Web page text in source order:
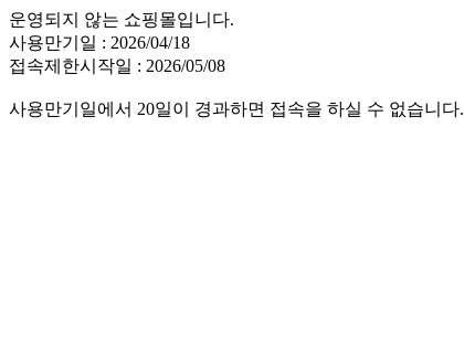
운영되지 않는 쇼핑몰입니다.
사용만기일 : 2026/04/18
접속제한시작일 : 2026/05/08
사용만기일에서 20일이 경과하면 접속을 하실 수 없습니다.